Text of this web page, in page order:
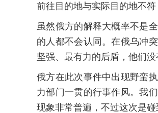
前往目的地与实际目的地不符
虽然俄方的解释大概率不是
的人都不会认同。在俄乌冲
坚强、最有力的后盾，他们没
俄方在此次事件中出现野蛮
力部门一贯的行事作风。我
现象非常普遍，不过这次是碰